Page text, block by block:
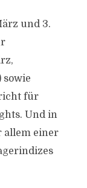
und 3.
sowie
für
Und in
allem einer